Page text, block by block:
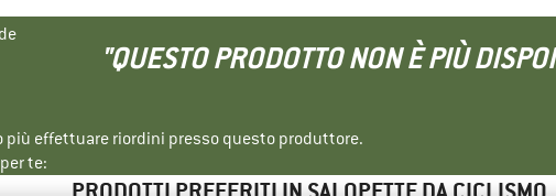
"QUESTO PRODOTTO NON È PIÙ
più effettuare riordini presso questo produttore.
te: